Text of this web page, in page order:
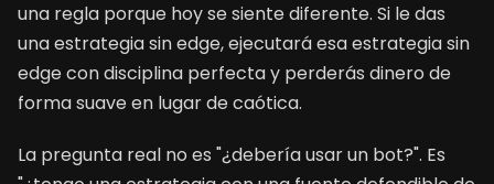
una regla porque hoy se siente diferente. Si le das
una estrategia sin edge, ejecutará esa estrategia sin
edge con disciplina perfecta y perderás dinero de
forma suave en lugar de caótica.
La pregunta real no es "¿debería usar un bot?". Es